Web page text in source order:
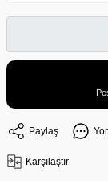
Paylaş
Karşılaştır